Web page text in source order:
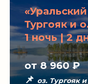
Тургояк и
1 ночь | 2
от 8 960₽
📌 оз. Тургояк